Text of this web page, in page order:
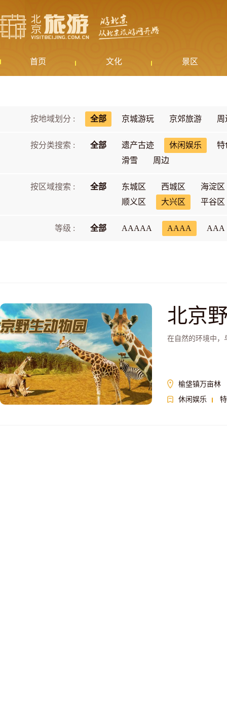
首页 文化 景区
按地域划分 : 全部 京城游玩 京郊旅游 周
按分类搜索 : 全部 遗产古迹 休闲娱乐
特
滑雪
周边
按区域搜索 : 全部 东城区 西城区
海淀区
顺义区
大兴区 平谷区
等级 : 全部 AAAAA AAAA AAA
北京
在自然的环境中，
榆垡镇万亩林
休闲娱乐